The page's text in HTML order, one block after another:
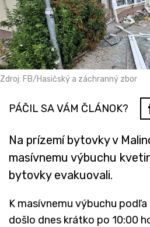
Zdroj: FB/Hasičský a záchranný zbor
PÁČIL SA VÁM ČLÁNOK?
Na prízemí bytovky v
masívnemu výbuchu
bytovky evakuovali.
K masívnemu výbuchu
došlo dnes krátko po 10:00